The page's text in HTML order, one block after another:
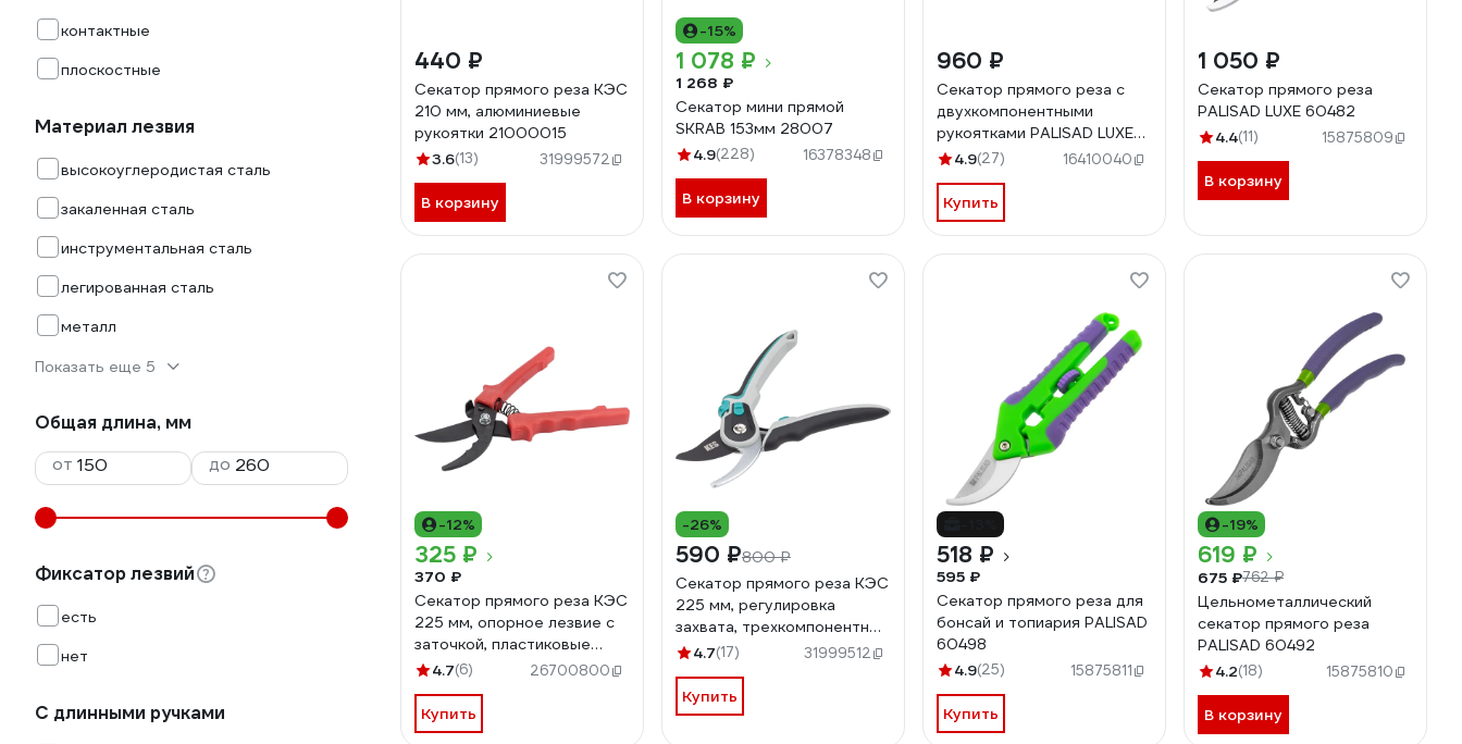
контактные
плоскостные
Материал лезвия
высокоуглеродистая сталь
закаленная сталь
инструментальная сталь
легированная сталь
металл
Показать еще 5
Общая длина, мм
от
до
Фиксатор лезвий
есть
нет
С длинными ручками
440 ₽
Секатор прямого реза КЭС
210 мм, алюминиевые
рукоятки 21000015
3.6(13) 31999572
В корзину
-15%
1 078 ₽
1 268 ₽
Секатор мини прямой
SKRAB 153мм 28007
4.9(228) 16378348
В корзину
960 ₽
Секатор прямого реза с
двухкомпонентными
рукоятками PALISAD LUXE
215 мм 604775
4.9(27) 16410040
Купить
1 050 ₽
Секатор прямого реза
PALISAD LUXE 60482
4.4(11) 15875809
В корзину
-12%
325 ₽
370 ₽
Секатор прямого реза КЭС
225 мм, опорное лезвие с
заточкой, пластиковые
рукоятки 21000005
4.7(6) 26700800
Купить
-26%
590 ₽800 ₽
Секатор прямого реза КЭС
225 мм, регулировка
захвата, трехкомпонентные
рукоятки 21000008
4.7(17) 31999512
Купить
518 ₽
595 ₽
Секатор прямого реза для
бонсай и топиария PALISAD
60498
4.9(25) 15875811
Купить
-19%
619 ₽
675 ₽762 ₽
Цельнометаллический
секатор прямого реза
PALISAD 60492
4.2(18) 15875810
В корзину